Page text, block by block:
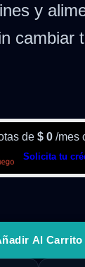
y
cambiar
de $ 0 /mes
Solicita tu
Al Carrito